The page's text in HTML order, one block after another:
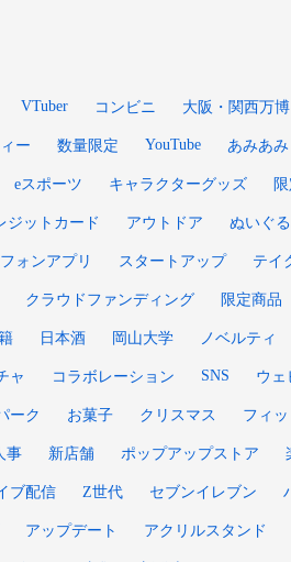
VTuber コンビニ 大阪・関西万博
ー 数量限定 YouTube あみあみ
eスポーツ キャラクターグッズ
ジットカード アウトドア ぬいぐ
ォンアプリ スタートアップ テイ
クラウドファンディング 限定商品
日本酒 岡山大学 ノベルティ
ャ コラボレーション SNS ウェ
ーク お菓子 クリスマス フィ
事 新店舗 ポップアップストア
ブ配信 Z世代 セブンイレブン
アップデート アクリルスタンド